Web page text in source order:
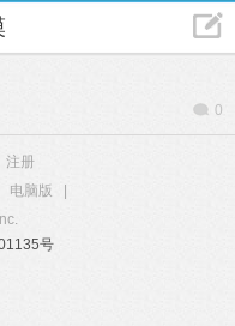
0
注册
电脑版
号